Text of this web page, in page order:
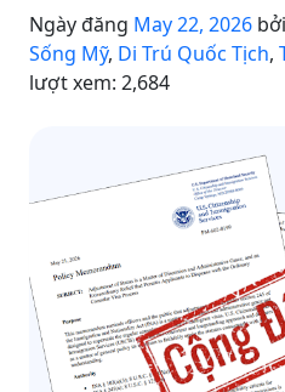
Ngày đăng May 22, 2026 bởi
Sống Mỹ, Di Trú Quốc Tịch,
lượt xem: 2,684